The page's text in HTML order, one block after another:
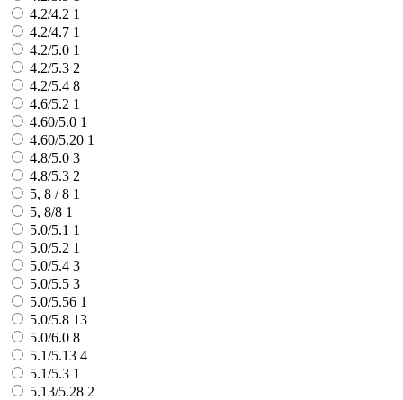
4.2/4.2 1
4.2/4.7 1
4.2/5.0 1
4.2/5.3 2
4.2/5.4 8
4.6/5.2 1
4.60/5.0 1
4.60/5.20 1
4.8/5.0 3
4.8/5.3 2
5, 8 / 8 1
5, 8/8 1
5.0/5.1 1
5.0/5.2 1
5.0/5.4 3
5.0/5.5 3
5.0/5.56 1
5.0/5.8 13
5.0/6.0 8
5.1/5.13 4
5.1/5.3 1
5.13/5.28 2